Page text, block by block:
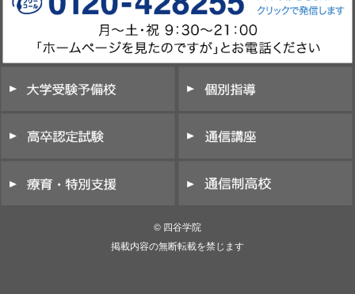
© 四谷学院
掲載内容の無断転載を禁じます